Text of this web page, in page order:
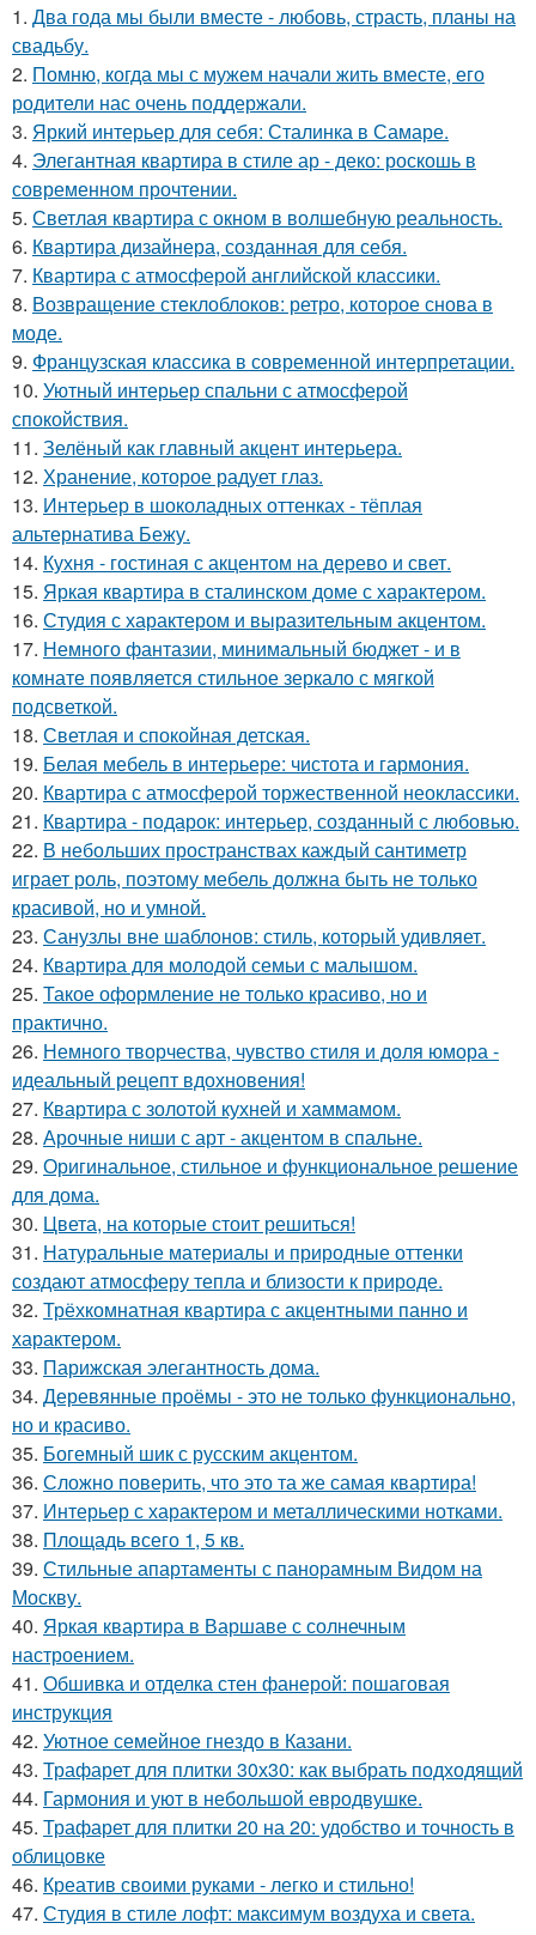
1. Два года мы были вместе - любовь, страсть, планы на
свадьбу.
2. Помню, когда мы с мужем начали жить вместе, его
родители нас очень поддержали.
3. Яркий интерьер для себя: Сталинка в Самаре.
4. Элегантная квартира в стиле ар - деко: роскошь в
современном прочтении.
5. Светлая квартира с окном в волшебную реальность.
6. Квартира дизайнера, созданная для себя.
7. Квартира с атмосферой английской классики.
8. Возвращение стеклоблоков: ретро, которое снова в
моде.
9. Французская классика в современной интерпретации.
10. Уютный интерьер спальни с атмосферой
спокойствия.
11. Зелёный как главный акцент интерьера.
12. Хранение, которое радует глаз.
13. Интерьер в шоколадных оттенках - тёплая
альтернатива Бежу.
14. Кухня - гостиная с акцентом на дерево и свет.
15. Яркая квартира в сталинском доме с характером.
16. Студия с характером и выразительным акцентом.
17. Немного фантазии, минимальный бюджет - и в
комнате появляется стильное зеркало с мягкой
подсветкой.
18. Светлая и спокойная детская.
19. Белая мебель в интерьере: чистота и гармония.
20. Квартира с атмосферой торжественной неоклассики.
21. Квартира - подарок: интерьер, созданный с любовью.
22. В небольших пространствах каждый сантиметр
играет роль, поэтому мебель должна быть не только
красивой, но и умной.
23. Санузлы вне шаблонов: стиль, который удивляет.
24. Квартира для молодой семьи с малышом.
25. Такое оформление не только красиво, но и
практично.
26. Немного творчества, чувство стиля и доля юмора -
идеальный рецепт вдохновения!
27. Квартира с золотой кухней и хаммамом.
28. Арочные ниши с арт - акцентом в спальне.
29. Оригинальное, стильное и функциональное решение
для дома.
30. Цвета, на которые стоит решиться!
31. Натуральные материалы и природные оттенки
создают атмосферу тепла и близости к природе.
32. Трёхкомнатная квартира с акцентными панно и
характером.
33. Парижская элегантность дома.
34. Деревянные проёмы - это не только функционально,
но и красиво.
35. Богемный шик с русским акцентом.
36. Сложно поверить, что это та же самая квартира!
37. Интерьер с характером и металлическими нотками.
38. Площадь всего 1, 5 кв.
39. Стильные апартаменты с панорамным Видом на
Москву.
40. Яркая квартира в Варшаве с солнечным
настроением.
41. Обшивка и отделка стен фанерой: пошаговая
инструкция
42. Уютное семейное гнездо в Казани.
43. Трафарет для плитки 30х30: как выбрать подходящий
44. Гармония и уют в небольшой евродвушке.
45. Трафарет для плитки 20 на 20: удобство и точность в
облицовке
46. Креатив своими руками - легко и стильно!
47. Студия в стиле лофт: максимум воздуха и света.